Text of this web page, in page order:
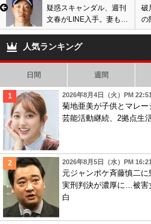
疑惑スキャンダル、週刊
文春がLINE入手。妻も取
材に応じ夫の過ち擁護
も…
破
の
婚
人気ランキング
日間 週間
2026年8月4日（火）PM 22:51
菊地亜美が子供とマレ
芸能活動継続、2拠点生
2026年8月5日（水）PM 16:21
元ジャンポケ斉藤慎二
実刑判決が濃厚に…被害
白